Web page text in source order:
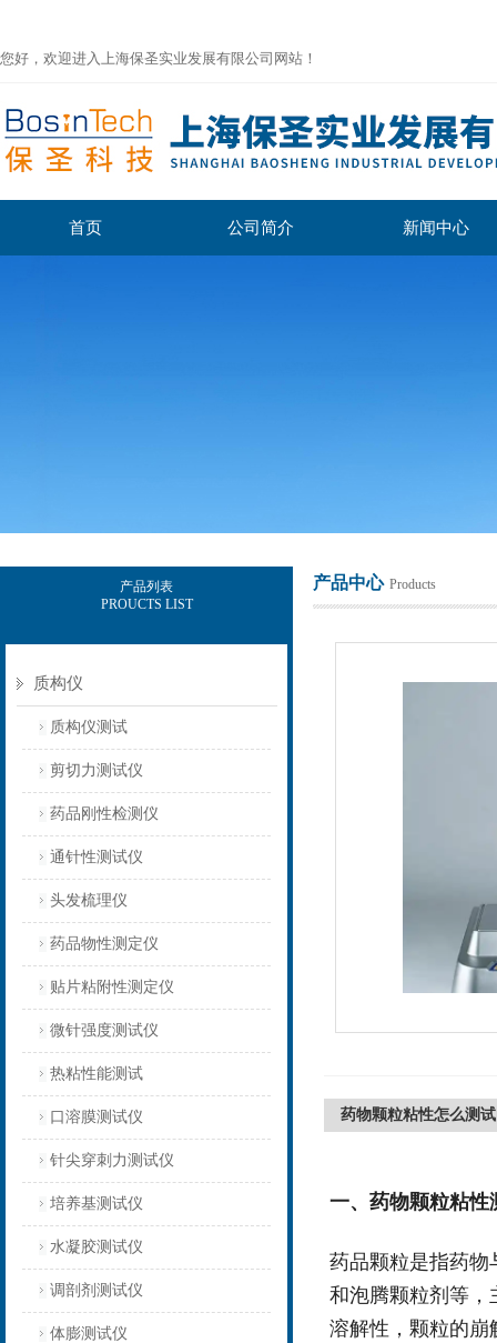
您好，欢迎进入上海保圣实业发展有限公司网站！
首页 公司简介 新闻中心
产品列表
PROUCTS LIST
质构仪
质构仪测试
剪切力测试仪
药品刚性检测仪
通针性测试仪
头发梳理仪
药品物性测定仪
贴片粘附性测定仪
微针强度测试仪
热粘性能测试
口溶膜测试仪
针尖穿刺力测试仪
培养基测试仪
水凝胶测试仪
调剖剂测试仪
体膨测试仪
产品中心 Products
药物颗粒粘性怎么测试
一、 药物颗粒粘性
药品颗粒是指药物
和泡腾颗粒剂等，
溶解性，颗粒的崩